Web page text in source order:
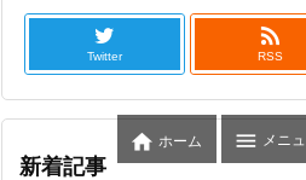
Twitter

RSS
新着記事
 ホーム  メニ